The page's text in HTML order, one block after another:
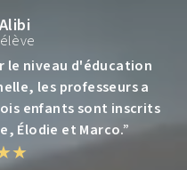
le niveau d'éducation
les professeurs a
enfants sont inscrits
Élodie et Marco.”
★